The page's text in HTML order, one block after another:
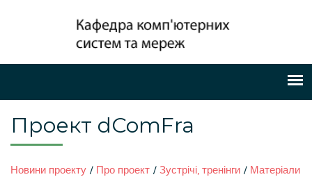
Проект dComFra
Новини проекту / Про проект / Зустрічі, тренінги / Матеріали